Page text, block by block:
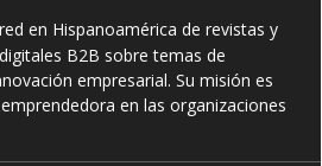
en Hispanoamérica de revistas y
B2B sobre temas de
empresarial. Su misión es
en las organizaciones